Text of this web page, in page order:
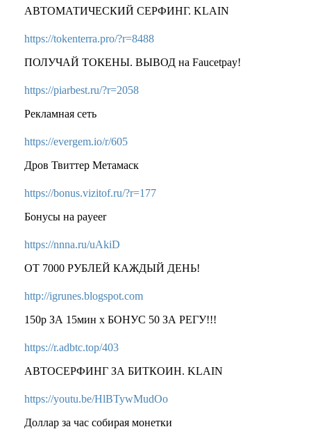
АВТОМАТИЧЕСКИЙ СЕРФИНГ. KLAIN
https://tokenterra.pro/?r=8488
ПОЛУЧАЙ ТОКЕНЫ. ВЫВОД на Faucetpay!
https://piarbest.ru/?r=2058
Рекламная сеть
https://evergem.io/r/605
Дров Твиттер Метамаск
https://bonus.vizitof.ru/?r=177
Бонусы на payeer
https://nnna.ru/uAkiD
ОТ 7000 РУБЛЕЙ КАЖДЫЙ ДЕНЬ!
http://igrunes.blogspot.com
150р ЗА 15мин x БОНУС 50 ЗА РЕГУ!!!
https://r.adbtc.top/403
АВТОСЕРФИНГ ЗА БИТКОИН. KLAIN
https://youtu.be/HlBTywMudOo
Доллар за час собирая монетки